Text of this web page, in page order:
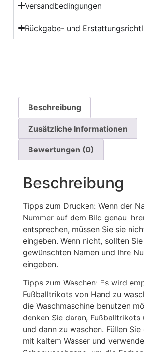
Versandbedingungen
Rückgabe- und
Beschreibung
Zusätzliche Informationen
Bewertungen (0)
Beschreibung
Tipps zum Drucken: Wenn der
Nummer auf dem Bild genau
entsprechen, müssen Sie sie
eingeben. Wenn nicht, sollten
gewünschten Namen und Ihre
eingeben.
Tipps zum Waschen: Es wird
Fußballtrikots von Hand zu
die Waschmaschine benutzen
denken Sie daran, Fußballtrikots
und dann zu waschen. Füllen
mit kaltem Wasser und